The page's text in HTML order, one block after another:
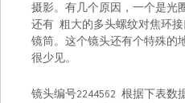
摄影。有几个原因，一个是光
还有 粗大的多头螺纹对焦环
镜筒。这个镜头还有个特殊的
很少见。
镜头编号2244562 根据下表数